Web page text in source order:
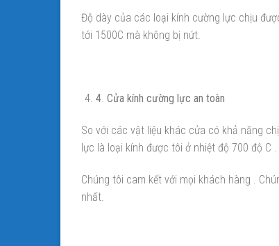
Độ dày của các loại kính cường lực chịu
tới 1500C mà không bị nứt.
4. Cửa kính cường lực an toàn
So với các vật liệu khác cửa có khả năng
lực là loại kính được tôi ở nhiệt độ 700 độ
Chúng tôi cam kết với mọi khách hàng .
nhất.